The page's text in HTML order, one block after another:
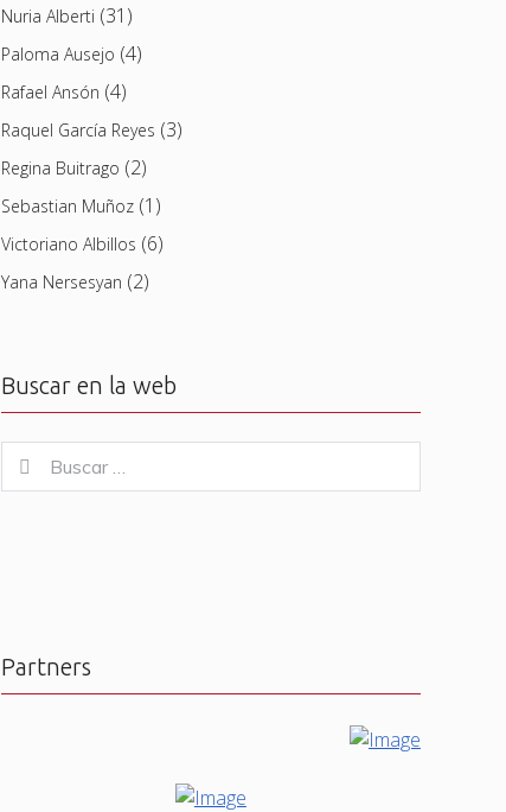
Nuria Alberti (31)
Paloma Ausejo (4)
Rafael Ansón (4)
Raquel García Reyes (3)
Regina Buitrago (2)
Sebastian Muñoz(1)
Victoriano Albillos (6)
Yana Nersesyan (2)
Buscar en la web
for:
Buscar
Partners